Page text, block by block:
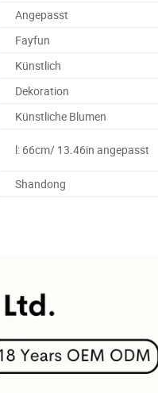
Angepasst
Fayfun
Künstlich
Dekoration
Künstliche Blumen
l: 66cm/ 13.46in angepasst
Shandong